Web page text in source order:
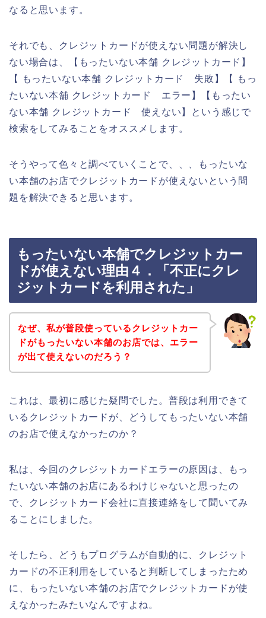
なると思います。
それでも、クレジットカードが使えない問題が解決し
ない場合は、【もったいない本舗 クレジットカード】
【 もったいない本舗 クレジットカード 失敗】【 もっ
たいない本舗 クレジットカード エラー】【もったい
ない本舗 クレジットカード 使えない】という感じで
検索をしてみることをオススメします。
そうやって色々と調べていくことで、、、もったいな
い本舗のお店でクレジットカードが使えないという問
題を解決できると思います。
もったいない本舗でクレジットカー
ドが使えない理由４．「不正にクレ
ジットカードを利用された」
なぜ、私が普段使っているクレジットカー
ドがもったいない本舗のお店では、エラー
が出て使えないのだろう？
これは、最初に感じた疑問でした。普段は利用できて
いるクレジットカードが、どうしてもったいない本舗
のお店で使えなかったのか？
私は、今回のクレジットカードエラーの原因は、もっ
たいない本舗のお店にあるわけじゃないと思ったの
で、クレジットカード会社に直接連絡をして聞いてみ
ることにしました。
そしたら、どうもプログラムが自動的に、クレジット
カードの不正利用をしていると判断してしまったため
に、もったいない本舗のお店でクレジットカードが使
えなかったみたいなんですよね。